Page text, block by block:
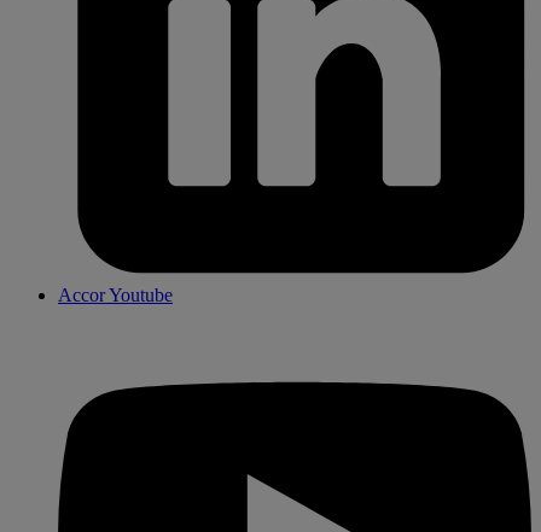
Accor Youtube